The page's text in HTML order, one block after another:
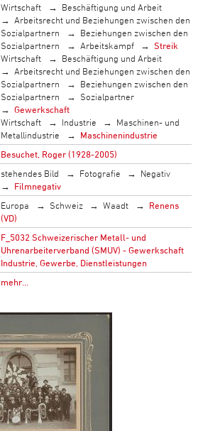
Wirtschaft
Beschäftigung und Arbeit
Arbeitsrecht und Beziehungen zwischen den
Sozialpartnern
Beziehungen zwischen den
Sozialpartnern
Arbeitskampf
Streik
Wirtschaft
Beschäftigung und Arbeit
Arbeitsrecht und Beziehungen zwischen den
Sozialpartnern
Beziehungen zwischen den
Sozialpartnern
Sozialpartner
Gewerkschaft
Wirtschaft
Industrie
Maschinen- und
Metallindustrie
Maschinenindustrie
Besuchet, Roger (1928-2005)
stehendes Bild Fotografie
Negativ
Filmnegativ
Europa Schweiz Waadt
Renens
(VD)
F_5032 Schweizerischer Metall- und
Uhrenarbeiterverband (SMUV) - Gewerkschaft
Industrie, Gewerbe, Dienstleistungen
mehr…